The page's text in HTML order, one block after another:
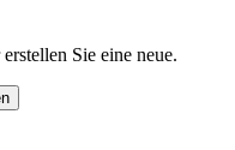
Sie eine neue.